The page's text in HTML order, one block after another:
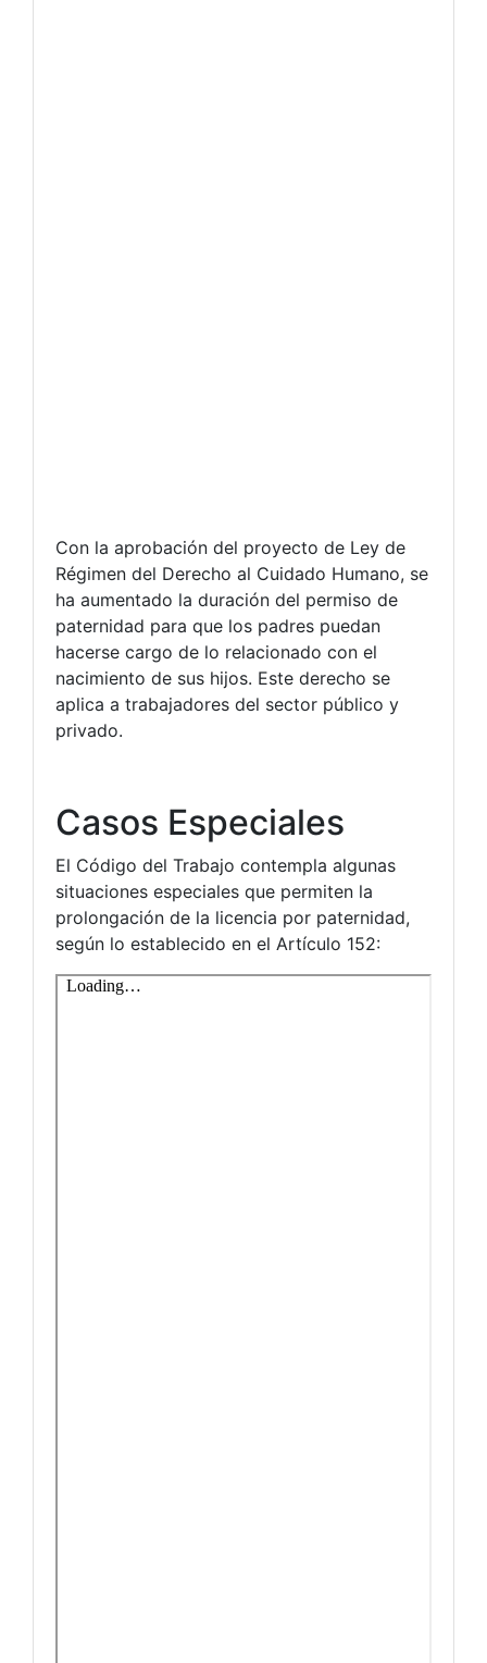
Con la aprobación del proyecto de Ley de
Régimen del Derecho al Cuidado Humano, se
ha aumentado la duración del permiso de
paternidad para que los padres puedan
hacerse cargo de lo relacionado con el
nacimiento de sus hijos. Este derecho se
aplica a trabajadores del sector público y
privado.
Casos Especiales
El Código del Trabajo contempla algunas
situaciones especiales que permiten la
prolongación de la licencia por paternidad,
según lo establecido en el Artículo 152: